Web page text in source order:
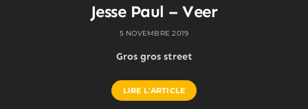
Jesse Paul – Veer
5 NOVEMBRE 2019
Gros gros street
LIRE L'ARTICLE